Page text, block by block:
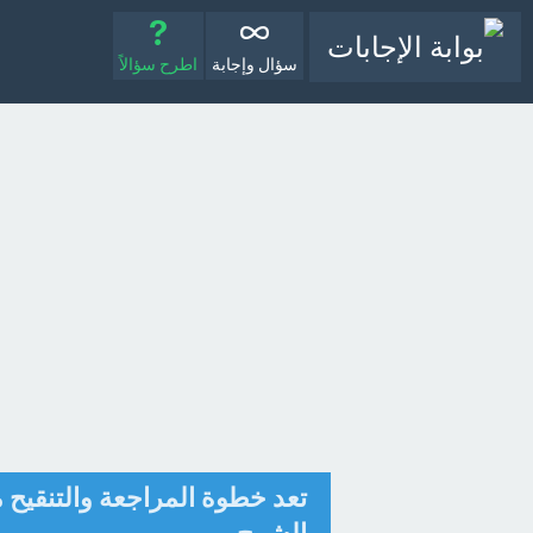
سؤال وإجابة اطرح سؤالاً
تعد خطوة المراجعة